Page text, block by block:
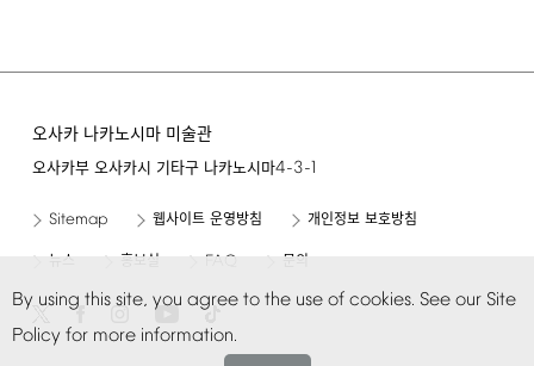
By using this site, you agree to the use of cookies. See our Site
Policy for more information.
오사카 나카노시마 미술관
오사카부 오사카시 기타구 나카노시마4-3-1
Sitemap 웹사이트 운영방침 개인정보 보호방침
FAQ